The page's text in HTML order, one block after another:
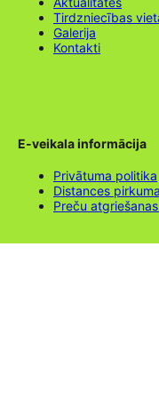
Tirdzniecības
Galerija
Kontakti
E-veikala informācija
Privātuma politika
Distances
Preču